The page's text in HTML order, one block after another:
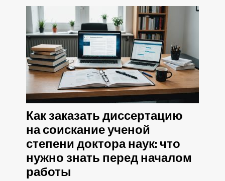
Как заказать диссертацию
на соискание ученой
степени доктора наук: что
нужно знать перед началом
работы